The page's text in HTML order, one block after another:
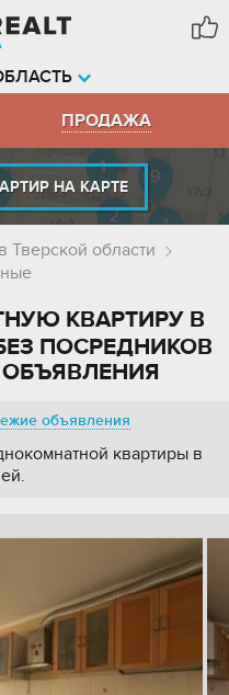
ПРОДАЖА
НА КАРТЕ
Тверской области
КВАРТИРУ В
ПОСРЕДНИКОВ
ОБЪЯВЛЕНИЯ
объявления
квартиры в